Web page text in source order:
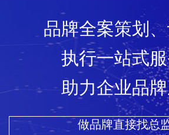
品牌全案策划、
执行一站式
助力企业品
做品牌直接找总